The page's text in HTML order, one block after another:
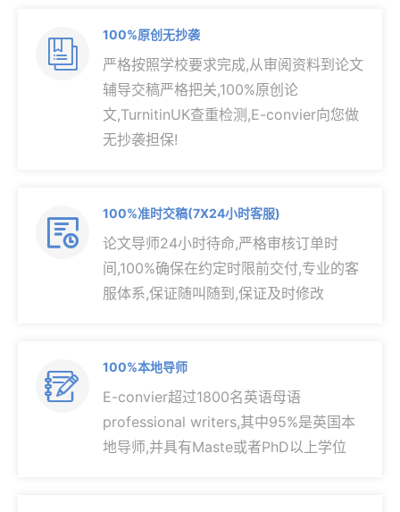

100%原创无抄袭
严格按照学校要求完成,从审阅资料到论文
辅导交稿严格把关,100%原创论
文,TurnitinUK查重检测,E-convier向您做
无抄袭担保!

100%准时交稿(7X24小时客服)
论文导师24小时待命,严格审核订单时
间,100%确保在约定时限前交付,专业的客
服体系,保证随叫随到,保证及时修改

100%本地导师
E-convier超过1800名英语母语
professional writers,其中95%是英国本
地导师,并具有Maste或者PhD以上学位